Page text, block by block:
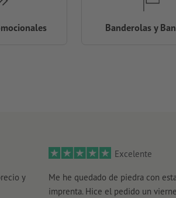
y
Excelente
Me he quedado de piedra con
imprenta. Hice el pedido un
Banderolas y